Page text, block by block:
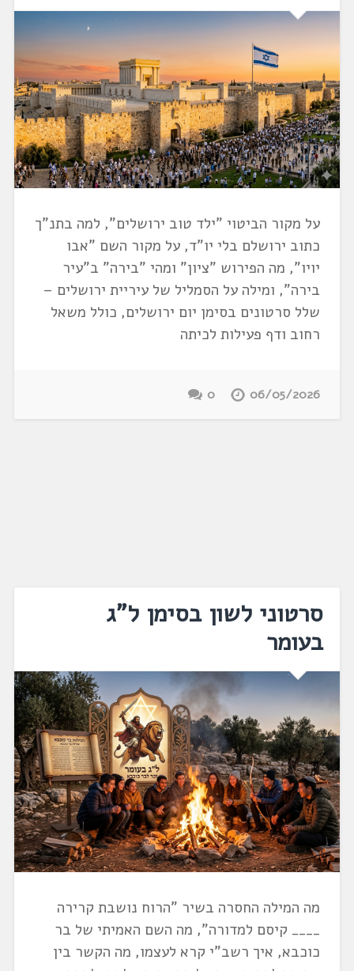
על מקור הביטוי "ילד טוב ירושלים", למה בתנ"ך
כתוב ירושלם בלי יו"ד, על מקור השם "אבו
יויו", מה הפירוש "ציון" ומהי "בירה" ב"עיר
בירה", ומילה על הסמליל של עיריית ירושלים –
שלל סרטונים בסימן יום ירושלים, כולל משאל
רחוב ודף פעילות לכיתה
06/05/2026
0
סרטוני לשון בסימן ל"ג
בעומר
מה המילה החסרה בשיר "הרוח נושבת קרירה
____ קיסם למדורה", מה השם האמיתי של בר
כוכבא, איך רשב"י קרא לעצמו, מה הקשר בין